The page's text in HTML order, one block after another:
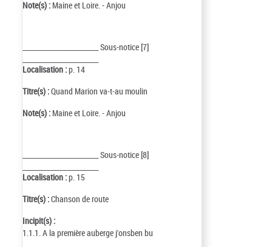
Note(s) : Maine et Loire. - Anjou
_________________________ Sous-notice [7]
Localisation :p. 14
Titre(s) :Quand Marion va-t-au moulin
Note(s) : Maine et Loire. - Anjou
_________________________ Sous-notice [8]
Localisation :p. 15
Titre(s) :Chanson de route
Incipit(s) :
1.1.1. A la première auberge j'onsben bu